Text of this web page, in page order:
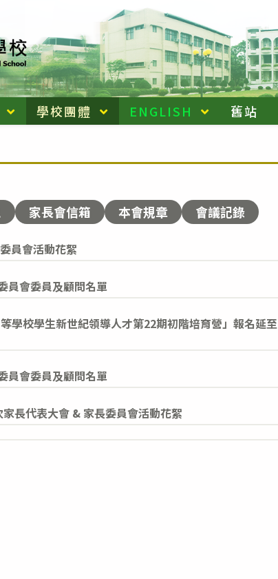
學校團體 ENGLISH 舊站
家長會信箱 本會規章 會議記錄
員會活動花絮
員會委員及顧問名單
等學校學生新世紀領導人才第22期初階培育營」報名延至
員會委員及顧問名單
長代表大會 & 家長委員會活動花絮